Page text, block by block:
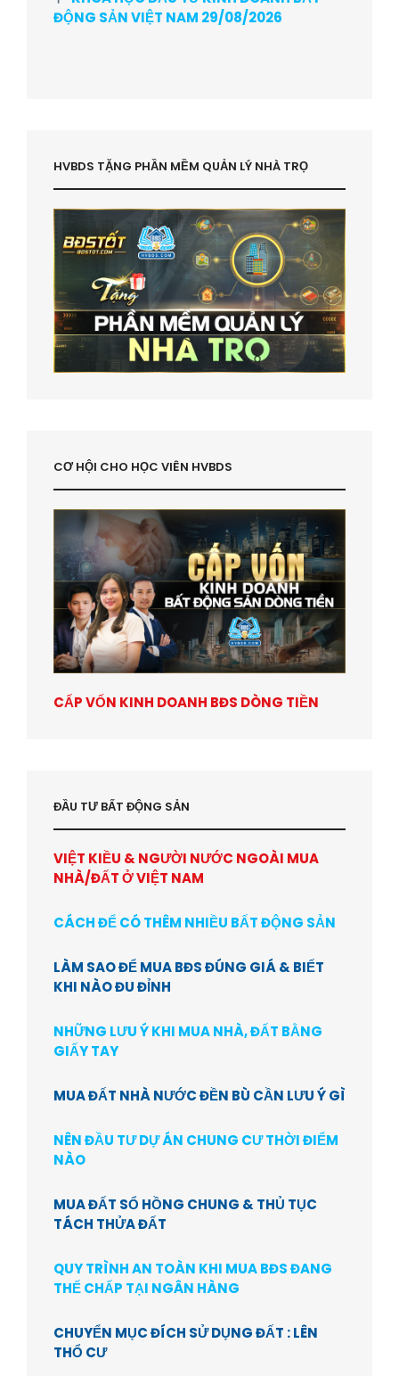
ĐỘNG SẢN VIỆT NAM 29/08/2026
HVBDS TẶNG PHẦN MỀM QUẢN LÝ NHÀ TRỌ
CƠ HỘI CHO HỌC VIÊN HVBDS
CẤP VỐN KINH DOANH BĐS DÒNG TIỀN
ĐẦU TƯ BẤT ĐỘNG SẢN
VIỆT KIỀU & NGƯỜI NƯỚC NGOÀI MUA
NHÀ/ĐẤT Ở VIỆT NAM
CÁCH ĐỂ CÓ THÊM NHIỀU BẤT ĐỘNG SẢN
LÀM SAO ĐỂ MUA BĐS ĐÚNG GIÁ & BIẾT
KHI NÀO ĐU ĐỈNH
NHỮNG LƯU Ý KHI MUA NHÀ, ĐẤT BẰNG
GIẤY TAY
MUA ĐẤT NHÀ NƯỚC ĐỀN BÙ CẦN LƯU Ý GÌ
NÊN ĐẦU TƯ DỰ ÁN CHUNG CƯ THỜI ĐIỂM
NÀO
MUA ĐẤT SỔ HỒNG CHUNG & THỦ TỤC
TÁCH THỬA ĐẤT
QUY TRÌNH AN TOÀN KHI MUA BĐS ĐANG
THẾ CHẤP TẠI NGÂN HÀNG
CHUYỂN MỤC ĐÍCH SỬ DỤNG ĐẤT : LÊN
THỔ CƯ